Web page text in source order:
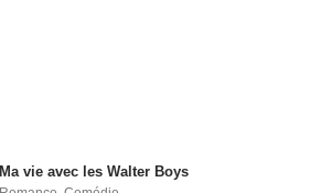
Ma vie avec les Walter Boys